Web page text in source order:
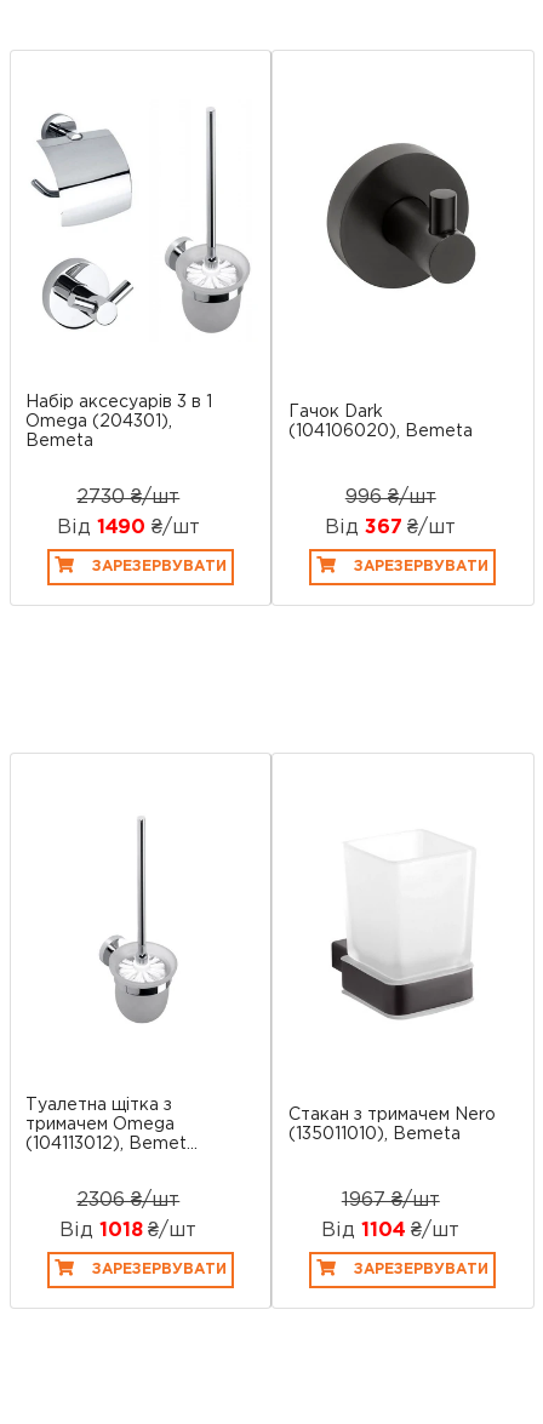
Набір аксесуарів 3 в 1
Omega (204301),
Bemeta
2730 ₴/шт
Від 1490 ₴/шт
ЗАРЕЗЕРВУВАТИ
Гачок Dark
(104106020), Bemeta
996 ₴/шт
Від 367₴/шт
ЗАРЕЗЕРВУВАТИ
Туалетна щітка з
тримачем Omega
(104113012), Bemet...
2306 ₴/шт
Від 1018₴/шт
ЗАРЕЗЕРВУВАТИ
Стакан з тримачем Nero
(135011010), Bemeta
1967 ₴/шт
Від 1104₴/шт
ЗАРЕЗЕРВУВАТИ